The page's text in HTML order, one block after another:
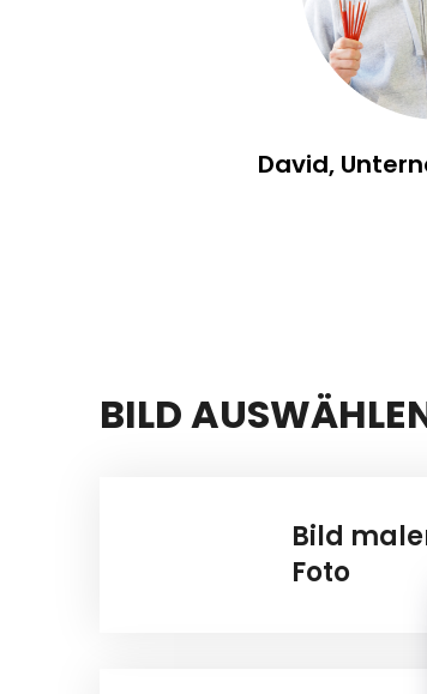
David,
BILD
Bild
Foto